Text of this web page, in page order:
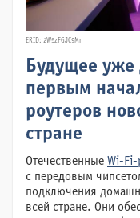
ERID: 2W5zFGJC9Mr
Будущее
первым
роутеров
стране
Отечественные Wi-Fi-
с передовым
подключения
всей стране. Они